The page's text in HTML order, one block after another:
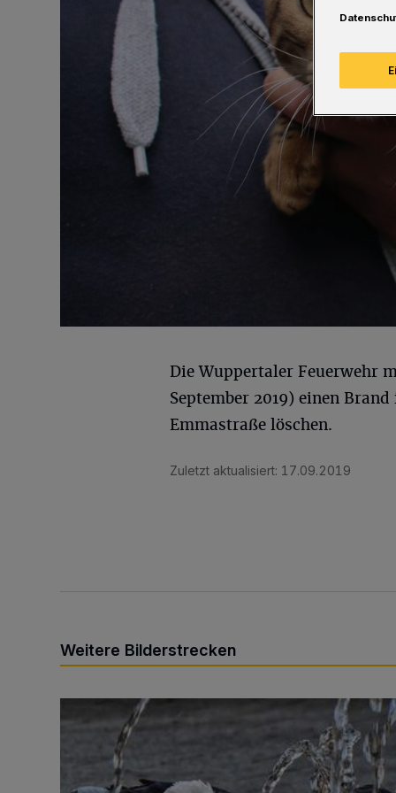
Die Wuppertaler Feuerwehr
September 2019) einen
Emmastraße löschen.
Zuletzt aktualisiert: 17.09.2019
Weitere Bilderstrecken
Sommer in der Elberfelder City